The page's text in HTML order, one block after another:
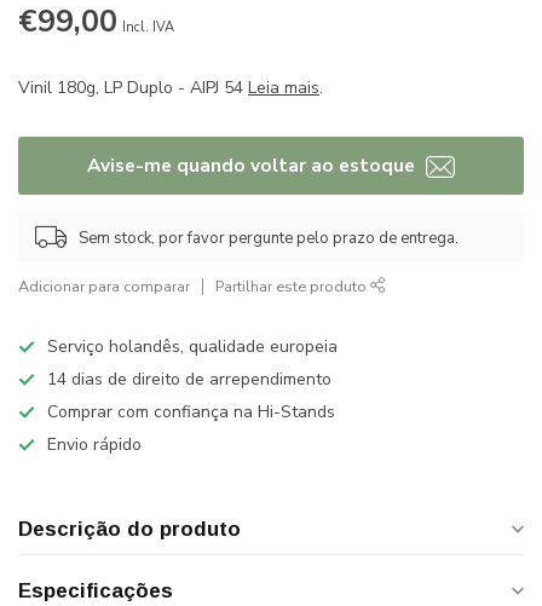
€99,00 Incl. IVA
Vinil 180g, LP Duplo - AIPJ 54 Leia mais.
Avise-me quando voltar ao estoque
Sem stock, por favor pergunte pelo prazo de entrega.
Adicionar para comparar Partilhar este produto
Serviço holandês, qualidade europeia
14 dias de direito de arrependimento
Comprar com confiança na Hi-Stands
Envio rápido
Descrição do produto
Especificações